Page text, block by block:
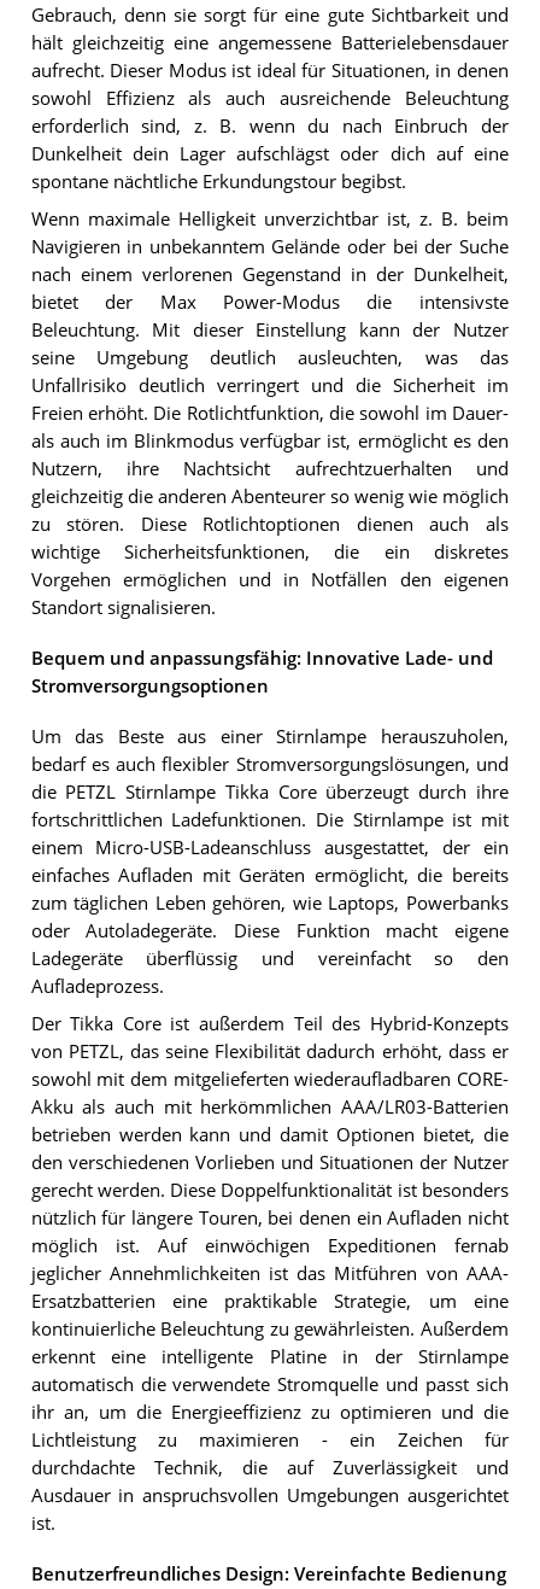
Gebrauch, denn sie sorgt für eine gute Sichtbarkeit und
hält gleichzeitig eine angemessene Batterielebensdauer
aufrecht. Dieser Modus ist ideal für Situationen, in denen
sowohl Effizienz als auch ausreichende Beleuchtung
erforderlich sind, z. B. wenn du nach Einbruch der
Dunkelheit dein Lager aufschlägst oder dich auf eine
spontane nächtliche Erkundungstour begibst.
Wenn maximale Helligkeit unverzichtbar ist, z. B. beim
Navigieren in unbekanntem Gelände oder bei der Suche
nach einem verlorenen Gegenstand in der Dunkelheit,
bietet der Max Power-Modus die intensivste
Beleuchtung. Mit dieser Einstellung kann der Nutzer
seine Umgebung deutlich ausleuchten, was das
Unfallrisiko deutlich verringert und die Sicherheit im
Freien erhöht. Die Rotlichtfunktion, die sowohl im Dauer-
als auch im Blinkmodus verfügbar ist, ermöglicht es den
Nutzern, ihre Nachtsicht aufrechtzuerhalten und
gleichzeitig die anderen Abenteurer so wenig wie möglich
zu stören. Diese Rotlichtoptionen dienen auch als
wichtige Sicherheitsfunktionen, die ein diskretes
Vorgehen ermöglichen und in Notfällen den eigenen
Standort signalisieren.
Bequem und anpassungsfähig: Innovative Lade- und
Stromversorgungsoptionen
Um das Beste aus einer Stirnlampe herauszuholen,
bedarf es auch flexibler Stromversorgungslösungen, und
die PETZL Stirnlampe Tikka Core überzeugt durch ihre
fortschrittlichen Ladefunktionen. Die Stirnlampe ist mit
einem Micro-USB-Ladeanschluss ausgestattet, der ein
einfaches Aufladen mit Geräten ermöglicht, die bereits
zum täglichen Leben gehören, wie Laptops, Powerbanks
oder Autoladegeräte. Diese Funktion macht eigene
Ladegeräte überflüssig und vereinfacht so den
Aufladeprozess.
Der Tikka Core ist außerdem Teil des Hybrid-Konzepts
von PETZL, das seine Flexibilität dadurch erhöht, dass er
sowohl mit dem mitgelieferten wiederaufladbaren CORE-
Akku als auch mit herkömmlichen AAA/LR03-Batterien
betrieben werden kann und damit Optionen bietet, die
den verschiedenen Vorlieben und Situationen der Nutzer
gerecht werden. Diese Doppelfunktionalität ist besonders
nützlich für längere Touren, bei denen ein Aufladen nicht
möglich ist. Auf einwöchigen Expeditionen fernab
jeglicher Annehmlichkeiten ist das Mitführen von AAA-
Ersatzbatterien eine praktikable Strategie, um eine
kontinuierliche Beleuchtung zu gewährleisten. Außerdem
erkennt eine intelligente Platine in der Stirnlampe
automatisch die verwendete Stromquelle und passt sich
ihr an, um die Energieeffizienz zu optimieren und die
Lichtleistung zu maximieren - ein Zeichen für
durchdachte Technik, die auf Zuverlässigkeit und
Ausdauer in anspruchsvollen Umgebungen ausgerichtet
ist.
Benutzerfreundliches Design: Vereinfachte Bedienung